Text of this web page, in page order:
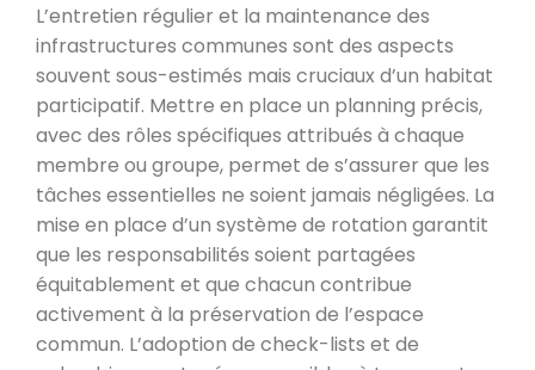
L’entretien régulier et la maintenance des
infrastructures communes sont des aspects
souvent sous-estimés mais cruciaux d’un habitat
participatif. Mettre en place un planning précis,
avec des rôles spécifiques attribués à chaque
membre ou groupe, permet de s’assurer que les
tâches essentielles ne soient jamais négligées. La
mise en place d’un système de rotation garantit
que les responsabilités soient partagées
équitablement et que chacun contribue
activement à la préservation de l’espace
commun. L’adoption de check-lists et de